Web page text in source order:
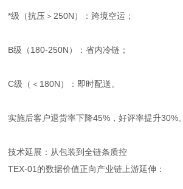
*级（抗压＞250N）：跨境空运；
B级（180-250N）：省内冷链；
C级（＜180N）：即时配送。
实施后客户退货率下降45%，好评率提升30%。
技术延展：从包装到全链条质控
TEX-01的数据价值正向产业链上游延伸：